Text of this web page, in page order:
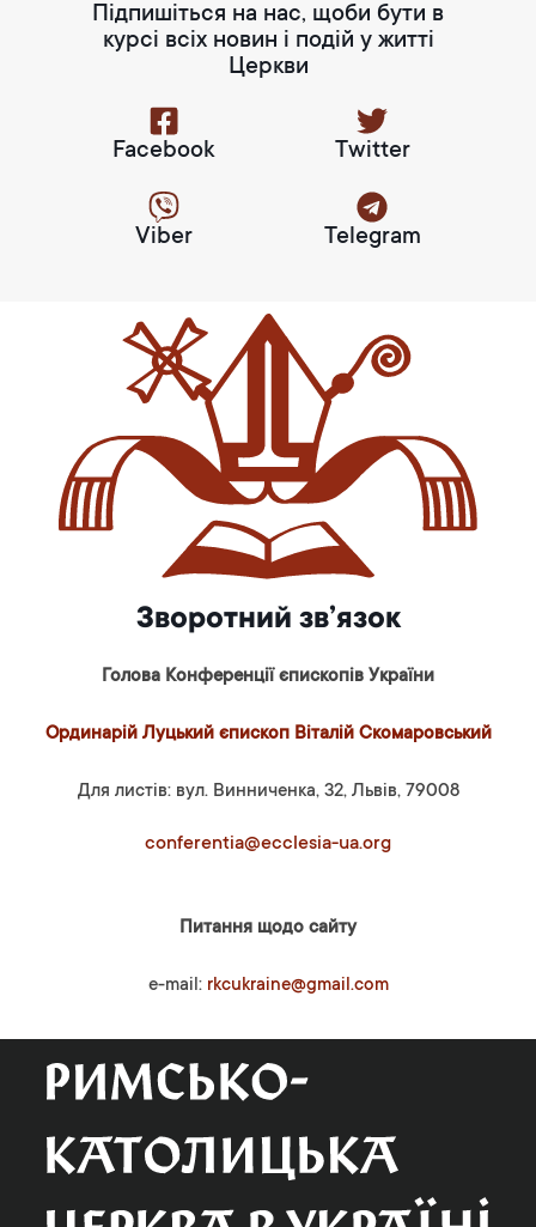
Підпишіться на нас, щоби бути в
курсі всіх новин і подій у житті
Церкви
Facebook Twitter
Viber Telegram
Зворотний зв’язок
Голова Конференції єпископів України
Ординарій Луцький єпископ Віталій Скомаровський
Для листів: вул. Винниченка, 32, Львів, 79008
conferentia@ecclesia-ua.org
Питання щодо сайту
e-mail: rkcukraine@gmail.com